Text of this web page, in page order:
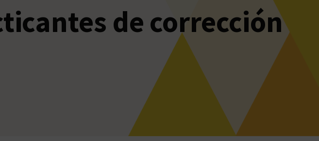
de corrección